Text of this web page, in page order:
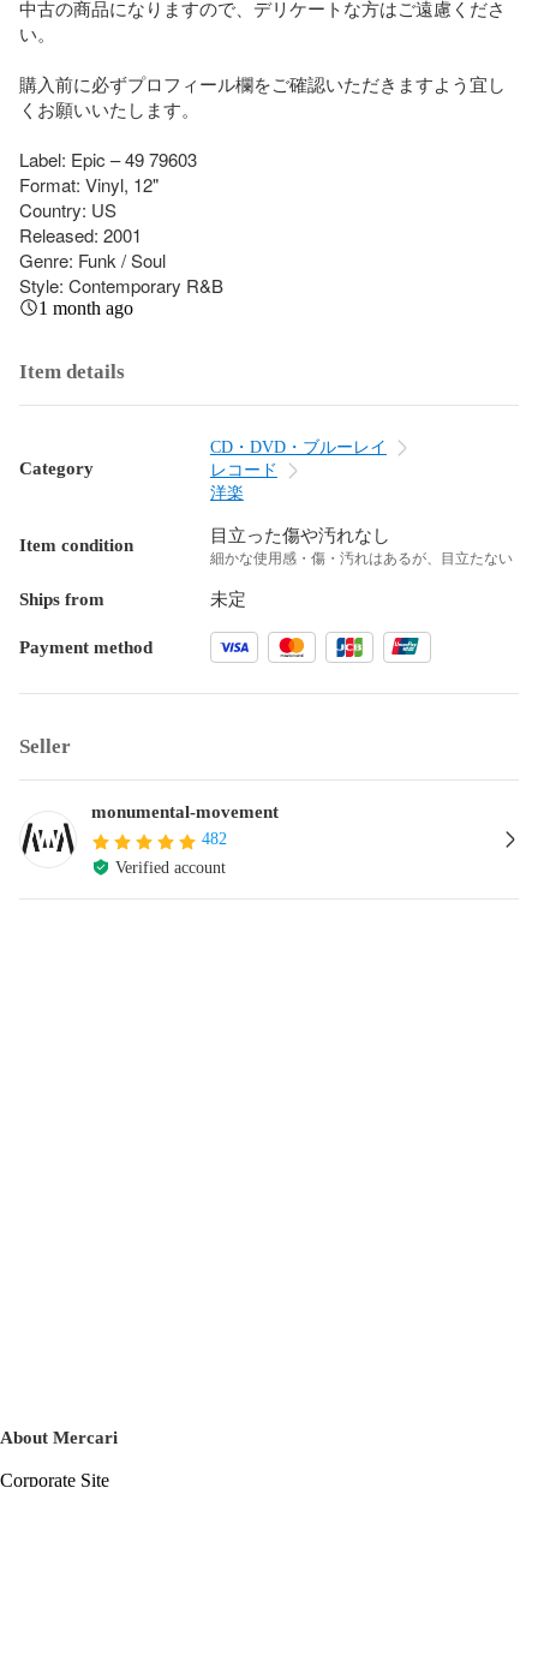
中古の商品になりますので、デリケートな方はご遠慮くださ
い。
購入前に必ずプロフィール欄をご確認いただきますよう宜し
くお願いいたします。
Label: Epic – 49 79603
Format: Vinyl, 12"
Country: US
Released: 2001
Genre: Funk / Soul
Style: Contemporary R&B
1 month ago
Item details
Category
CD・DVD・ブルーレイ
レコード
洋楽
Item condition 目立った傷や汚れなし
細かな使用感・傷・汚れはあるが、目立たない
Ships from 未定
Payment method
Seller
monumental-movement
482
Verified account
About Mercari
Corporate Site